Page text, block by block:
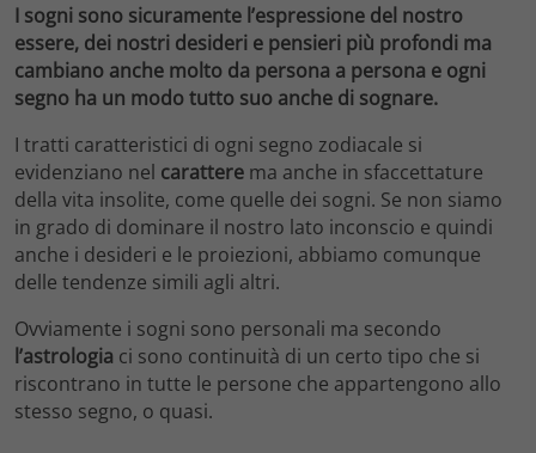
I sogni sono sicuramente l’espressione del nostro
essere, dei nostri desideri e pensieri più profondi ma
cambiano anche molto da persona a persona e ogni
segno ha un modo tutto suo anche di sognare.
I tratti caratteristici di ogni segno zodiacale si
evidenziano nel carattere ma anche in sfaccettature
della vita insolite, come quelle dei sogni. Se non siamo
in grado di dominare il nostro lato inconscio e quindi
anche i desideri e le proiezioni, abbiamo comunque
delle tendenze simili agli altri.
Ovviamente i sogni sono personali ma secondo
l’astrologia ci sono continuità di un certo tipo che si
riscontrano in tutte le persone che appartengono allo
stesso segno, o quasi.